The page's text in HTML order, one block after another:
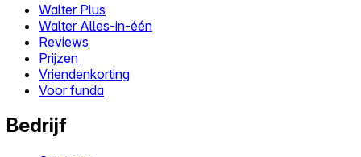
Walter Plus
Walter Alles-in-één
Reviews
Prijzen
Vriendenkorting
Voor funda
Bedrijf